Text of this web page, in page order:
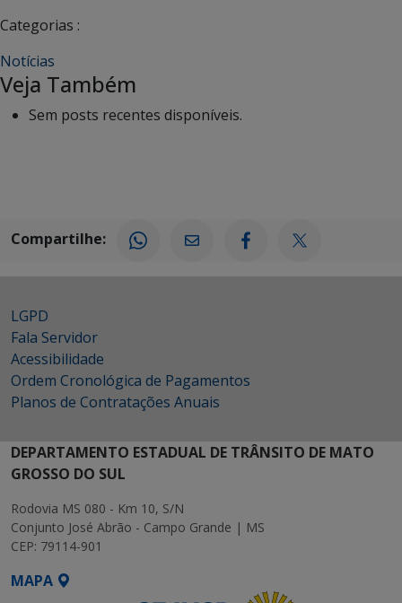
Categorias :
Notícias
Veja Também
Sem posts recentes disponíveis.
Compartilhe:
LGPD
Fala Servidor
Acessibilidade
Ordem Cronológica de Pagamentos
Planos de Contratações Anuais
DEPARTAMENTO ESTADUAL DE TRÂNSITO DE MATO
GROSSO DO SUL
Rodovia MS 080 - Km 10, S/N
Conjunto José Abrão - Campo Grande | MS
CEP: 79114-901
MAPA